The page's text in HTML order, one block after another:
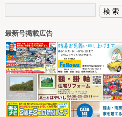
最新号掲載広告